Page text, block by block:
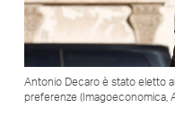
Antonio Decaro è stato eletto
preferenze (Imagoeconomica,